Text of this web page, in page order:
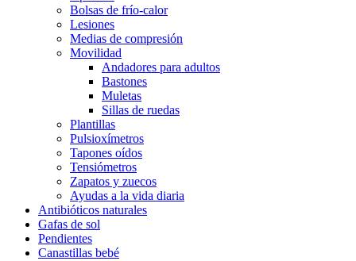
Bolsas de frío-calor
Lesiones
Medias de compresión
Movilidad
Andadores para adultos
Bastones
Muletas
Sillas de ruedas
Plantillas
Pulsioxímetros
Tapones oídos
Tensiómetros
Zapatos y zuecos
Ayudas a la vida diaria
Antibióticos naturales
Gafas de sol
Pendientes
Canastillas bebé